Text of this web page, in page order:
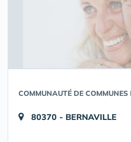
COMMUNAUTÉ DE COMMUNES
80370 - BERNAVILLE